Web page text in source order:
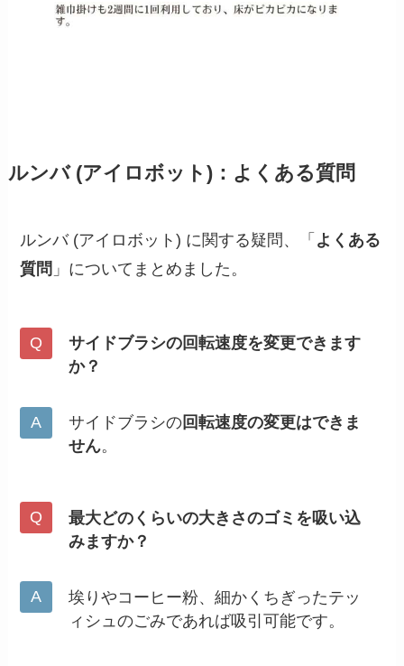
ルンバ (アイロボット)：よくある質問
ルンバ (アイロボット) に関する疑問、「 よくある
質問 」についてまとめました。
サイドブラシの回転速度を変更できます
か？
サイドブラシの回転速度の変更はできま
せん。
最大どのくらいの大きさのゴミを吸い込
みますか？
埃りやコーヒー粉、細かくちぎったテッ
ィシュのごみであれば吸引可能です。